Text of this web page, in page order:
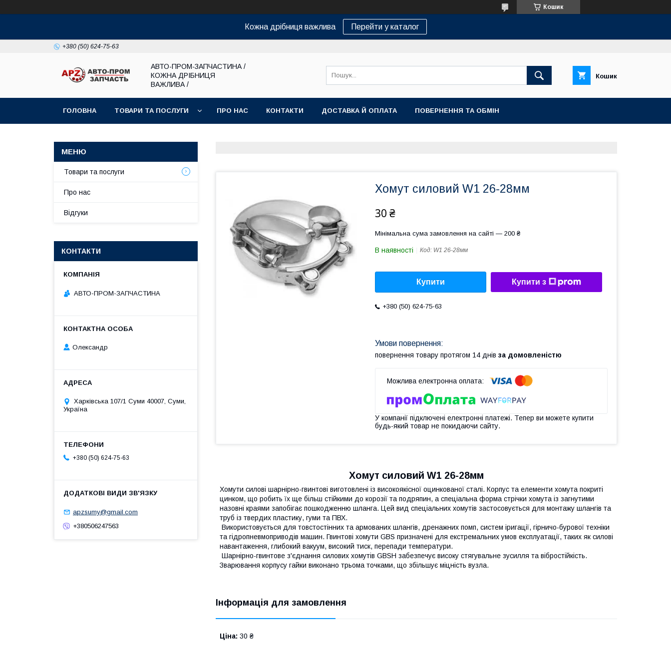
Кошик
Кожна дрібниця важлива Перейти у каталог
+380 (50) 624-75-63
АВТО-ПРОМ-ЗАПЧАСТИНА /
КОЖНА ДРІБНИЦЯ
ВАЖЛИВА /
Кошик
ГОЛОВНА ТОВАРИ ТА ПОСЛУГИ ПРО НАС КОНТАКТИ ДОСТАВКА Й ОПЛАТА ПОВЕРНЕННЯ ТА ОБМІН
Хомут силовий W1 26-28мм
30 ₴
Мінімальна сума замовлення на сайті — 200 ₴
В наявності Код: W1 26-28мм
Купити Купити з
+380 (50) 624-75-63
повернення товару протягом 14 днів за домовленістю
У компанії підключені електронні платежі. Тепер ви можете купити
будь-який товар не покидаючи сайту.
Хомут силовий W1 26-28мм
Хомути силові шарнірно-гвинтові виготовлені із високоякісної оцинкованої сталі. Корпус та елементи хомута покриті
цинком, що робить їх ще більш стійкими до корозії та подряпин, а спеціальна форма стрічки хомута із загнутими
назовні краями запобігає пошкодженню шланга. Цей вид спеціальних хомутів застосовується для монтажу шлангів та
труб із твердих пластику, гуми та ПВХ.
Використовується для товстостінних та армованих шлангів, дренажних помп, систем іригації, гірничо-бурової техніки
та гідропневмоприводів машин. Гвинтові хомути GBS призначені для екстремальних умов експлуатації, таких як силові
навантаження, глибокий вакуум, високий тиск, перепади температури.
Шарнірно-гвинтове з'єднання силових хомутів GBSH забезпечує високу стягувальне зусилля та вібростійкість.
Зварювання корпусу гайки виконано трьома точками, що збільшує міцність вузла.
Інформація для замовлення
Ціна: 30 ₴
Товари та послуги
Про нас
Відгуки
КОНТАКТИ
АВТО-ПРОМ-ЗАПЧАСТИНА
Олександр
Харківська 107/1 Суми 40007, Суми,
Україна
+380 (50) 624-75-63
apzsumy@gmail.com
+380506247563